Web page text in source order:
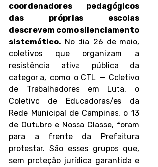
coordenadores pedagógicos
das próprias escolas
descrevem como silenciamento
sistemático. No dia 26 de maio,
coletivos que organizam a
resistência ativa pública da
categoria, como o CTL — Coletivo
de Trabalhadores em Luta, o
Coletivo de Educadoras/es da
Rede Municipal de Campinas, o 13
de Outubro e Nossa Classe, foram
para a frente da Prefeitura
protestar. São esses grupos que,
sem proteção jurídica garantida e